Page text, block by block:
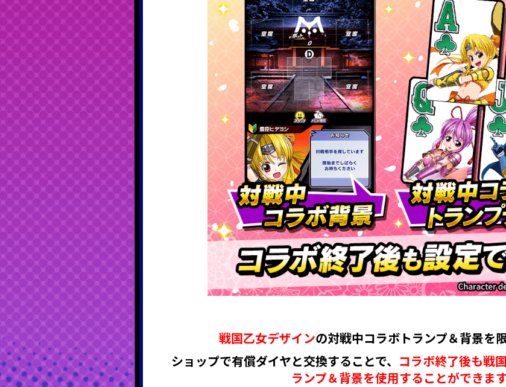
戦国乙女デザインの対戦中コラボトランプ＆背景を
ショップで有償ダイヤと交換することで、 コラボ終了後も戦
ランプ＆背景を使用することができま